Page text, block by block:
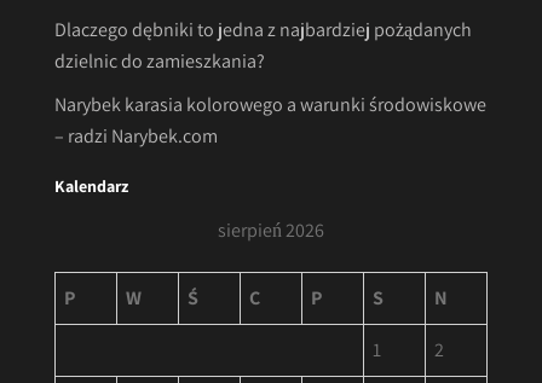
Dlaczego dębniki to jedna z najbardziej pożądanych
dzielnic do zamieszkania?
Narybek karasia kolorowego a warunki środowiskowe
– radzi Narybek.com
Kalendarz
sierpień 2026
P W Ś C P S N
1 2